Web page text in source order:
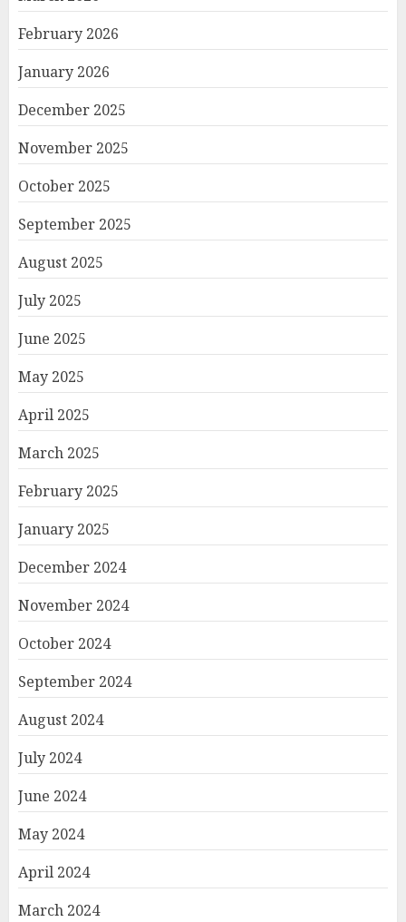
February 2026
January 2026
December 2025
November 2025
October 2025
September 2025
August 2025
July 2025
June 2025
May 2025
April 2025
March 2025
February 2025
January 2025
December 2024
November 2024
October 2024
September 2024
August 2024
July 2024
June 2024
May 2024
April 2024
March 2024